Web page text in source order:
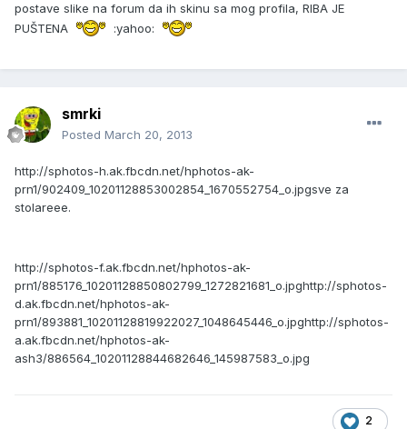
postave slike na forum da ih skinu sa mog profila, RIBA JE
PUŠTENA
:yahoo:
smrki
Posted March 20, 2013
http://sphotos-h.ak.fbcdn.net/hphotos-ak-
prn1/902409_10201128853002854_1670552754_o.jpgsve za
stolareee.
http://sphotos-f.ak.fbcdn.net/hphotos-ak-
prn1/885176_10201128850802799_1272821681_o.jpghttp://sphotos-
d.ak.fbcdn.net/hphotos-ak-
prn1/893881_10201128819922027_1048645446_o.jpghttp://sphotos-
a.ak.fbcdn.net/hphotos-ak-
ash3/886564_10201128844682646_145987583_o.jpg
2